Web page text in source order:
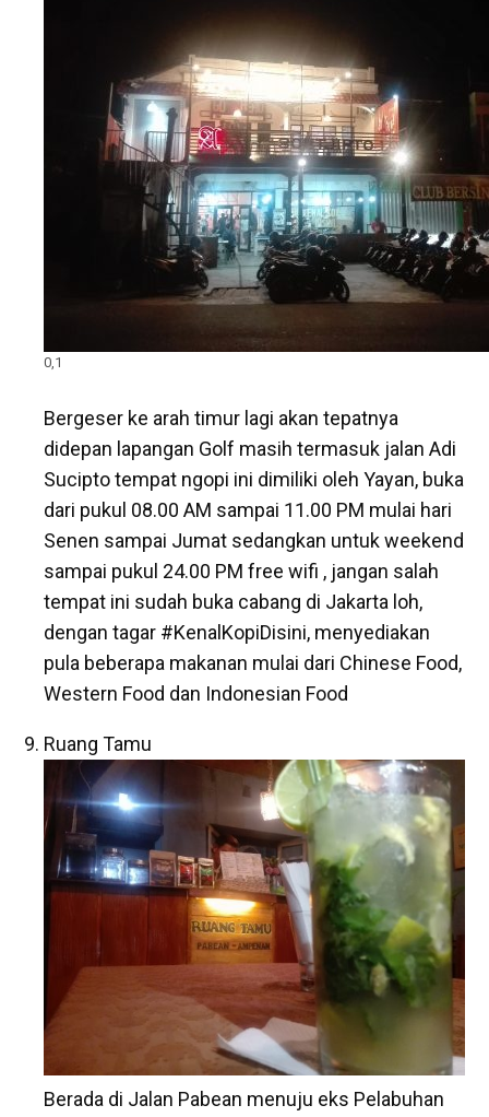
0,1
Bergeser ke arah timur lagi akan tepatnya
didepan lapangan Golf masih termasuk jalan Adi
Sucipto tempat ngopi ini dimiliki oleh Yayan, buka
dari pukul 08.00 AM sampai 11.00 PM mulai hari
Senen sampai Jumat sedangkan untuk weekend
sampai pukul 24.00 PM free wifi , jangan salah
tempat ini sudah buka cabang di Jakarta loh,
dengan tagar #KenalKopiDisini, menyediakan
pula beberapa makanan mulai dari Chinese Food,
Western Food dan Indonesian Food
Ruang Tamu
Berada di Jalan Pabean menuju eks Pelabuhan